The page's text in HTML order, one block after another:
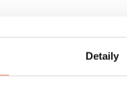
Detaily